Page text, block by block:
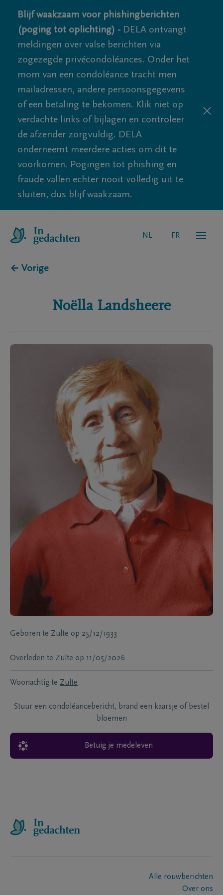
Blijf waakzaam voor phishingberichten
(poging tot oplichting) - DELA ontvangt
meldingen over valse berichten via
zogezegde privécondoléances. Onder het
mom van een condoléance tracht men
mailadressen, andere persoonsgegevens
of een betaling te bekomen. Klik niet op
verdachte links of bijlagen en controleer
de afzender zorgvuldig. DELA
onderneemt meerdere acties om dit te
voorkomen. Pogingen tot phishing en
fraude vallen echter nooit volledig uit te
sluiten, dus blijf waakzaam.
NL FR
← Vorige
Noëlla Landsheere
Geboren te Zulte op 25/12/1933
Overleden te Zulte op 11/05/2026
Woonachtig te Zulte
Stuur een condoléancebericht, brand een kaarsje of bestel
bloemen
Betuig je medeleven
Alle rouwberichten
Over ons